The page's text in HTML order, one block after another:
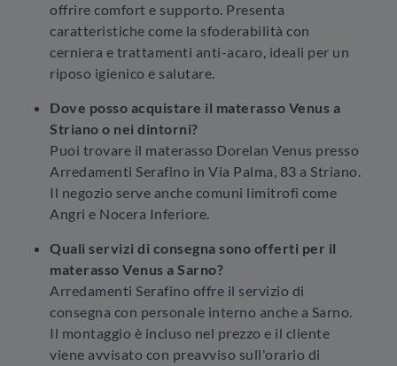
offrire comfort e supporto. Presenta
caratteristiche come la sfoderabilità con
cerniera e trattamenti anti-acaro, ideali per un
riposo igienico e salutare.
Dove posso acquistare il materasso Venus a
Striano o nei dintorni?
Puoi trovare il materasso Dorelan Venus presso
Arredamenti Serafino in Via Palma, 83 a Striano.
Il negozio serve anche comuni limitrofi come
Angri e Nocera Inferiore.
Quali servizi di consegna sono offerti per il
materasso Venus a Sarno?
Arredamenti Serafino offre il servizio di
consegna con personale interno anche a Sarno.
Il montaggio è incluso nel prezzo e il cliente
viene avvisato con preavviso sull'orario di